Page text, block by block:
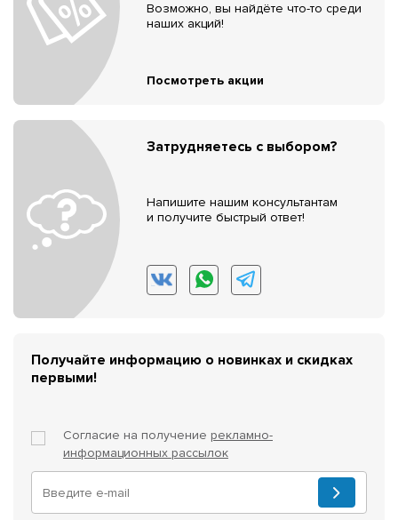
Возможно, вы найдёте что-то среди
наших акций!
Посмотреть акции
Затрудняетесь с выбором?
Напишите нашим консультантам
и получите быстрый ответ!
Получайте информацию о новинках и скидках
первыми!
Согласие на получение рекламно-
информационных рассылок